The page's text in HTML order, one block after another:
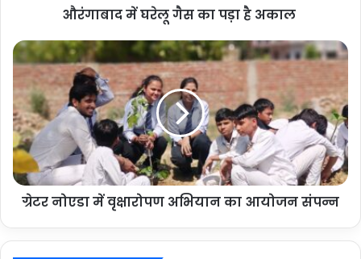
औरंगाबाद में घरेलू गैस का पड़ा है अकाल
ग्रेटर नोएडा में वृक्षारोपण अभियान का आयोजन संपन्न